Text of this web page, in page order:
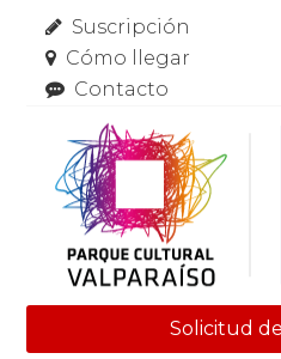
Suscripción
Cómo llegar
Contacto
Solicitud